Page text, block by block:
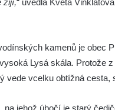
kamenů je obec
Lysá skála. Protože
vede vcelku obtížná
jehož úbočí je starý